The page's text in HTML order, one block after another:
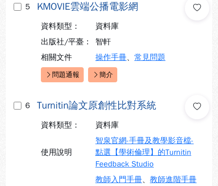
5 KMOVIE雲端公播電影網
資料類型：
資料庫
出版社/平臺：
智軒
相關文件
操作手冊、 常見問題
快速連結：
問題通報 簡介
6 Turnitin論文原創性比對系統
資料類型： 資料庫
使用說明
智泉官網-手冊及教學影音檔-
點選【學術倫理】的Turnitin
Feedback Studio
教師入門手冊、 教師進階手冊